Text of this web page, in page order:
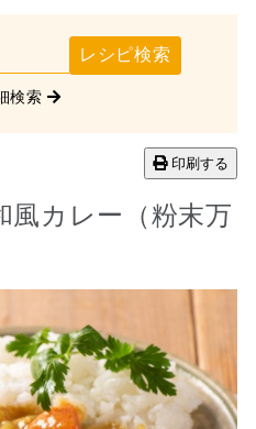
レシピ検索
検索
印刷する
風カレー（粉末万